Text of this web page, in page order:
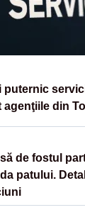
puternic
din
de fostul
patului.